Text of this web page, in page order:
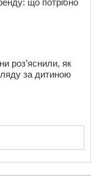
роз’яснили, як
за дитиною